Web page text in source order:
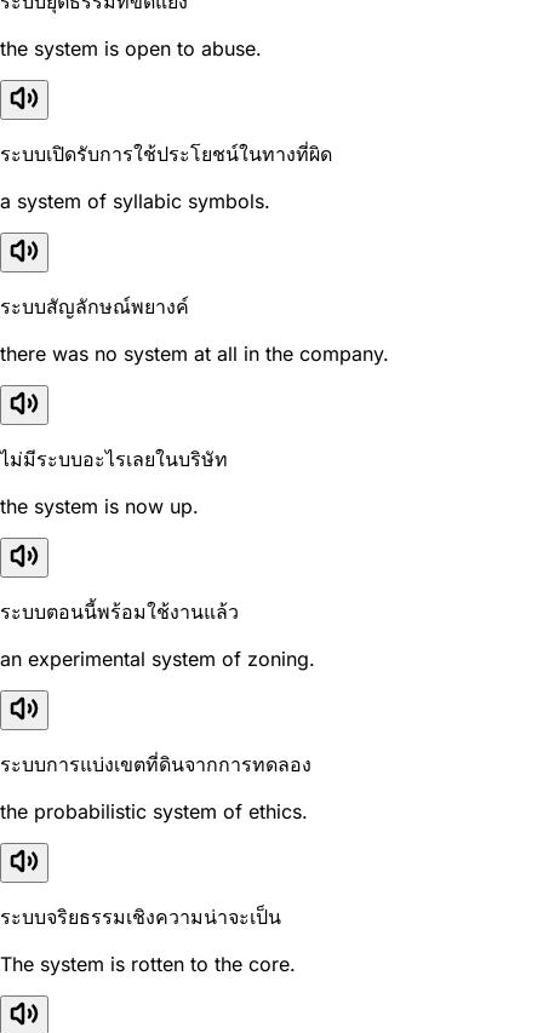
the system is open to abuse.
ระบบเปิดรับการใช้ประโยชน์ในทางที่ผิด
a system of syllabic symbols.
ระบบสัญลักษณ์พยางค์
there was no system at all in the company.
ไม่มีระบบอะไรเลยในบริษัท
the system is now up.
ระบบตอนนี้พร้อมใช้งานแล้ว
an experimental system of zoning.
ระบบการแบ่งเขตที่ดินจากการทดลอง
the probabilistic system of ethics.
ระบบจริยธรรมเชิงความน่าจะเป็น
The system is rotten to the core.